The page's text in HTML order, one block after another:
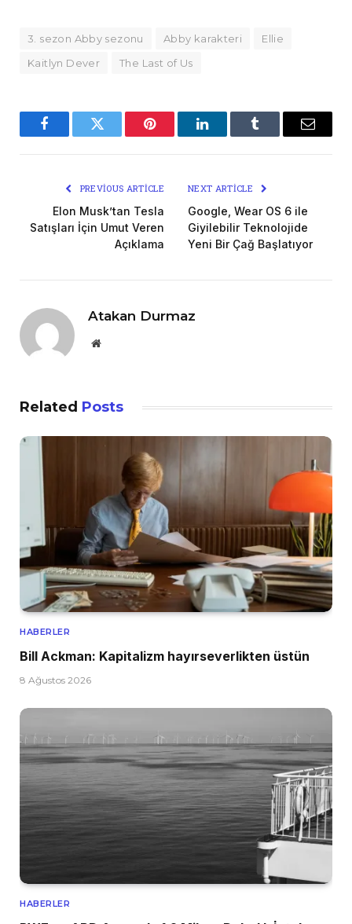
3. sezon Abby sezonu Abby karakteri
Ellie
Kaitlyn Dever
The Last of Us
FacebookTwitter Pinterest LinkedInTumblr Email
PREVIOUS ARTICLE
Elon Musk’tan Tesla
Satışları İçin Umut Veren
Açıklama
NEXT ARTICLE
Google, Wear OS 6 ile
Giyilebilir Teknolojide
Yeni Bir Çağ Başlatıyor
Atakan Durmaz
Website
Related Posts
HABERLER
Bill Ackman: Kapitalizm hayırseverlikten üstün
8 Ağustos 2026
HABERLER